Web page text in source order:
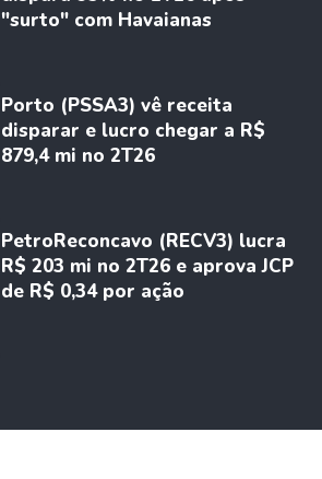
"surto" com Havaianas
Porto (PSSA3) vê receita
disparar e lucro chegar a R$
879,4 mi no 2T26
PetroReconcavo (RECV3) lucra
R$ 203 mi no 2T26 e aprova JCP
de R$ 0,34 por ação